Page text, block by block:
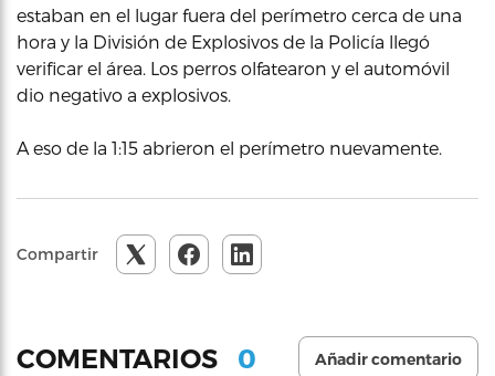
estaban en el lugar fuera del perímetro cerca de una
hora y la División de Explosivos de la Policía llegó
verificar el área. Los perros olfatearon y el automóvil
dio negativo a explosivos.
A eso de la 1:15 abrieron el perímetro nuevamente.
Compartir
COMENTARIOS 0 Añadir comentario